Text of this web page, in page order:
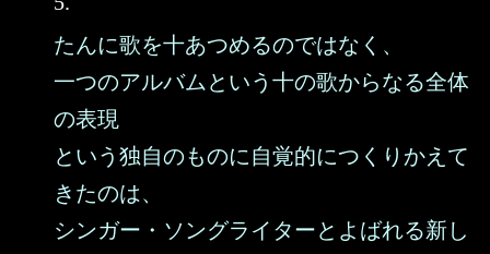
たんに歌を十あつめるのではなく、
一つのアルバムという十の歌からなる全体
の表現
という独自のものに自覚的につくりかえて
きたのは、
シンガー・ソングライターとよばれる新し